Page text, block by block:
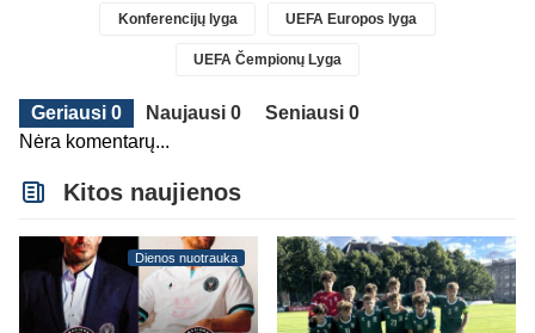
Konferencijų lyga UEFA Europos lyga
UEFA Čempionų Lyga
Geriausi 0 Naujausi 0
Seniausi 0
Nėra komentarų...
Kitos naujienos
Dienos nuotrauka